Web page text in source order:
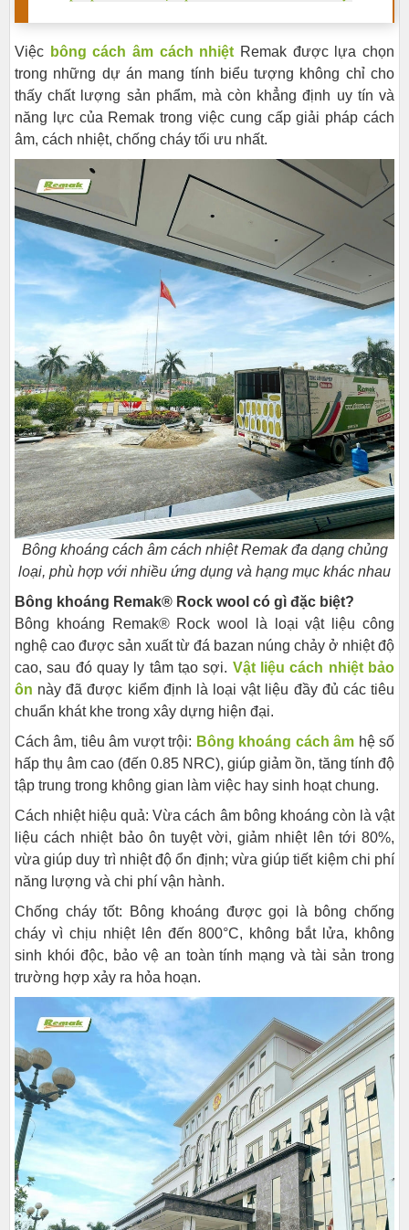
Việc bông cách âm cách nhiệt Remak được lựa chọn
trong những dự án mang tính biểu tượng không chỉ cho
thấy chất lượng sản phẩm, mà còn khẳng định uy tín và
năng lực của Remak trong việc cung cấp giải pháp cách
âm, cách nhiệt, chống cháy tối ưu nhất.
Bông khoáng cách âm cách nhiệt Remak đa dạng chủng
loại, phù hợp với nhiều ứng dụng và hạng mục khác nhau
Bông khoáng Remak® Rock wool có gì đặc biệt?
Bông khoáng Remak® Rock wool là loại vật liệu công
nghệ cao được sản xuất từ đá bazan núng chảy ở nhiệt độ
cao, sau đó quay ly tâm tạo sợi. Vật liệu cách nhiệt bảo
ôn này đã được kiểm định là loại vật liệu đầy đủ các tiêu
chuẩn khát khe trong xây dựng hiện đại.
Cách âm, tiêu âm vượt trội: Bông khoáng cách âm hệ số
hấp thụ âm cao (đến 0.85 NRC), giúp giảm ồn, tăng tính độ
tập trung trong không gian làm việc hay sinh hoạt chung.
Cách nhiệt hiệu quả: Vừa cách âm bông khoáng còn là vật
liệu cách nhiệt bảo ôn tuyệt vời, giảm nhiệt lên tới 80%,
vừa giúp duy trì nhiệt độ ổn định; vừa giúp tiết kiệm chi phí
năng lượng và chi phí vận hành.
Chống cháy tốt: Bông khoáng được gọi là bông chống
cháy vì chịu nhiệt lên đến 800°C, không bắt lửa, không
sinh khói độc, bảo vệ an toàn tính mạng và tài sản trong
trường hợp xảy ra hỏa hoạn.